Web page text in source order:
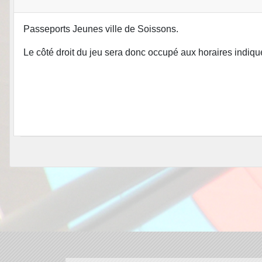
Passeports Jeunes ville de Soissons.
Le côté droit du jeu sera donc occupé aux horaires